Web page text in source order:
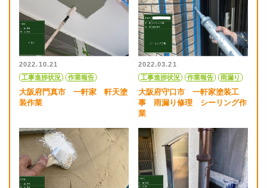
2022.10.21
工事進捗状況
作業報告
大阪府門真市 一軒家 軒天塗
装作業
2022.03.21
工事進捗状況
作業報告 雨漏り
大阪府守口市 一軒家塗装工
事 雨漏り修理 シーリング作
業